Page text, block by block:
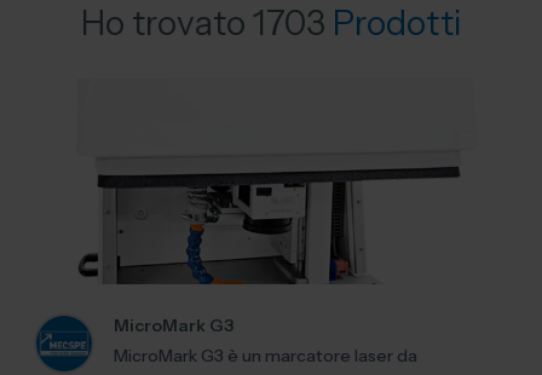
Ho trovato 1703 Prodotti
MicroMark G3
MicroMark G3 è un marcatore laser da